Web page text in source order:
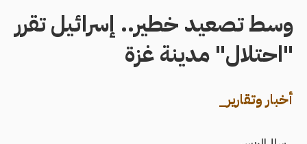
وسط تصعيد خطير.. إسرائيل تقرر
"احتلال" مدينة غزة
أخبار وتقارير_